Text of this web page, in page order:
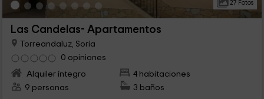
27 Fotos
Las Candelas- Apartamentos
Torreandaluz, Soria
0 opiniones
Alquiler íntegro
4 habitaciones
9 personas
3 baños